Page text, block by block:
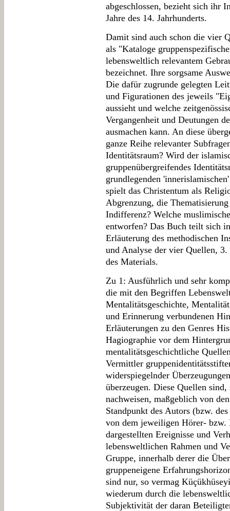
abgeschlossen, bezieht sich ihr
Jahre des 14. Jahrhunderts.
Damit sind auch schon die vier
als "Kataloge
lebensweltlich relevantem
bezeichnet. Ihre sorgsame
Die dafür zugrunde gelegten
und Figurationen des jeweils
aussieht und welche
Vergangenheit und Deutungen
ausmachen kann. An diese
ganze Reihe relevanter
Identitätsraum? Wird der
gruppenübergreifendes
grundlegenden
spielt das Christentum als
Abgrenzung, die
Indifferenz? Welche
entworfen? Das Buch teilt sich
Erläuterung des methodischen
und Analyse der vier Quellen, 3.
des Materials.
Zu 1: Ausführlich und sehr
die mit den Begriffen
Mentalitätsgeschichte,
und Erinnerung verbundenen
Erläuterungen zu den Genres
Hagiographie vor dem
mentalitätsgeschichtliche
Vermittler
widerspiegelnder
überzeugen. Diese Quellen
nachweisen, maßgeblich von
Standpunkt des Autors (bzw.
von dem jeweiligen Hörer- bzw.
dargestellten Ereignisse und
lebensweltlichen Rahmen und
Gruppe, innerhalb derer die
gruppeneigene
sind nur, so vermag
wiederum durch die
Subjektivität der daran